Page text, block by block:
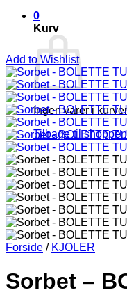
0
Kurv
Ingen varer i
Tilbage til shoppen
Add to Wishlist
Forside / KJOLER
Sorbet –